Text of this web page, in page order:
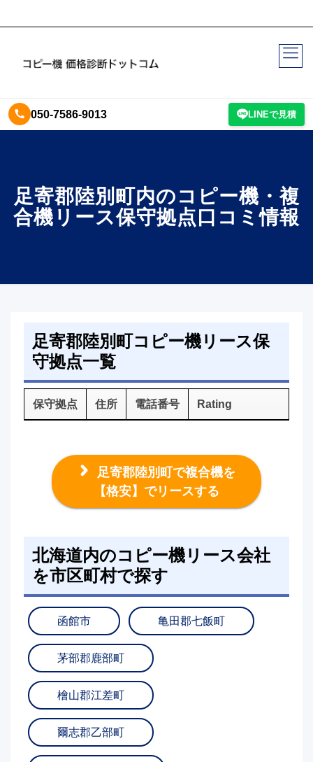
050-7586-9013 LINEで見積
足寄郡陸別町内のコピー機・複
合機リース保守拠点口コミ情報
足寄郡陸別町コピー機リース保
守拠点一覧
保守拠点 住所 電話番号 Rating
足寄郡陸別町で複合機を
【格安】でリースする
北海道内のコピー機リース会社
を市区町村で探す
函館市 亀田郡七飯町
茅部郡鹿部町
檜山郡江差町
爾志郡乙部町